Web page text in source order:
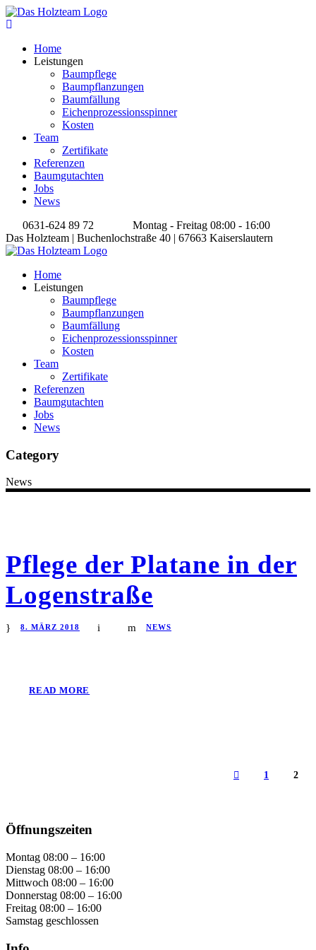
Home
Leistungen
Baumpflege
Baumpflanzungen
Baumfällung
Eichenprozessionsspinner
Kosten
Team
Zertifikate
Referenzen
Baumgutachten
Jobs
News
0631-624 89 72
Montag - Freitag 08:00 - 16:00
Das Holzteam | Buchenlochstraße 40 | 67663 Kaiserslautern
Home
Leistungen
Baumpflege
Baumpflanzungen
Baumfällung
Eichenprozessionsspinner
Kosten
Team
Zertifikate
Referenzen
Baumgutachten
Jobs
News
Category
News
Pflege der Platane in der
Logenstraße
8. MÄRZ 2018 NEWS
READ MORE
1 2
Öffnungszeiten
Montag 08:00 – 16:00
Dienstag 08:00 – 16:00
Mittwoch 08:00 – 16:00
Donnerstag 08:00 – 16:00
Freitag 08:00 – 16:00
Samstag geschlossen